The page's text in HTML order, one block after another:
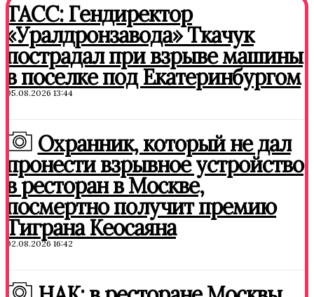
ТАСС: Гендиректор
«Уралдронзавода» Ткачук
пострадал при взрыве машины
в поселке под Екатеринбургом
05.08.2026 13:44
Охранник, который не дал
пронести взрывное устройство
в ресторан в Москве,
посмертно получит премию
Тиграна Кеосаяна
02.08.2026 16:42